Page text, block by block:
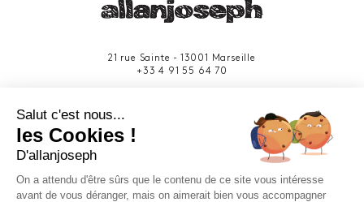
21 rue Sainte - 13001 Marseille
+33 4 91 55 64 70
Provence-Alpes-Côte d'Azur.
Salut c'est nous...
les Cookies !
D'allanjoseph
On a attendu d'être sûrs que le contenu de ce site vous intéresse
avant de vous déranger, mais on aimerait bien vous accompagner